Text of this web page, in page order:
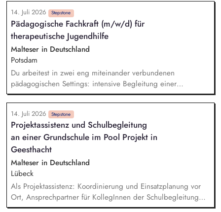
Vertrauensvolle Zusammenarbeit mit Schulleitung,
Lehrkräften, Eltern und externen Kooperationspartnern
Förderung und Vernetzung von Schule und Sozialraum
Schulsozialarbeit und Öffnung der Schule für das
Gemeinwesen Stärkung der Persönlichkeit der Schüler*innen
Orientierungshilfen bei verschiedenen Lebensfragen (z.B.
Jugendhilfe, Übergang Schule-Beruf, Wohnen, Familie etc.)
Förderung der sozialen Kompetenz und Eigenverantwortung
von Schülern und Schülerinnen durch gezielte Projekte und
Angebote
14. Juli 2026 Stepstone
Pädagogische Fachkraft (m/w/d) für
therapeutische Jugendhilfe
Malteser in Deutschland
Potsdam
Du arbeitest in zwei eng miteinander verbundenen
pädagogischen Settings: intensive Begleitung einer
Jugendlichen im Individualsetting, pädagogische Arbeit in
einer therapeutischen Wohngruppe. Im Individualsetting:
Aufbau tragfähiger professioneller Beziehung, Umsetzung
eines strukturierten und verlässlichen Alltags, Begleitung,
Stabilisierung und Co-Regulation in Krisen und
herausfordernden Situationen, Förderung von
Selbstregulation, Frustrationstoleranz und sozialer Teilhabe,
enge Zusammenarbeit mit der Kinder- und Jugendpsychiatrie
sowie weiteren Fachstellen.
14. Juli 2026 Stepstone
Projektassistenz und Schulbegleitung
an einer Grundschule im Pool Projekt in
Geesthacht
Malteser in Deutschland
Lübeck
Als Projektassistenz: Koordinierung und Einsatzplanung vor
Ort, Ansprechpartner für KollegInnen der Schulbegleitung
und den PädagogInnen, Schnittstelle zwischen Schule und